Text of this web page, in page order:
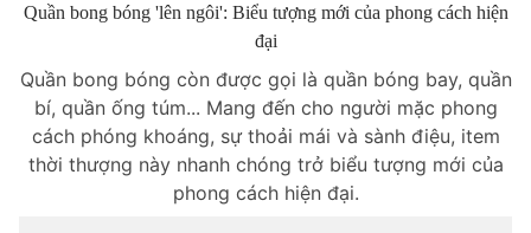
Quần bong bóng 'lên ngôi': Biểu tượng mới của phong cách hiện
đại
Quần bong bóng còn được gọi là quần bóng bay, quần
bí, quần ống túm... Mang đến cho người mặc phong
cách phóng khoáng, sự thoải mái và sành điệu, item
thời thượng này nhanh chóng trở biểu tượng mới của
phong cách hiện đại.